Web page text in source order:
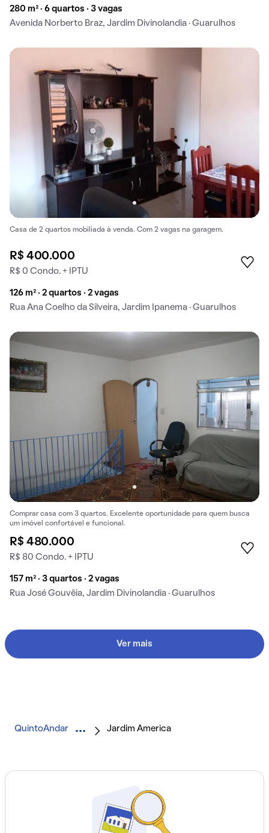
280 m² · 6 quartos · 3 vagas
Avenida Norberto Braz, Jardim Divinolandia · Guarulhos
Casa de 2 quartos mobiliada à venda. Com 2 vagas na garagem.
R$ 400.000
R$ 0 Condo. + IPTU
126 m² · 2 quartos · 2 vagas
Rua Ana Coelho da Silveira, Jardim Ipanema · Guarulhos
Comprar casa com 3 quartos. Excelente oportunidade para quem busca
um imóvel confortável e funcional.
R$ 480.000
R$ 80 Condo. + IPTU
157 m² · 3 quartos · 2 vagas
Rua José Gouvêia, Jardim Divinolandia · Guarulhos
Ver mais
QuintoAndar Jardim America